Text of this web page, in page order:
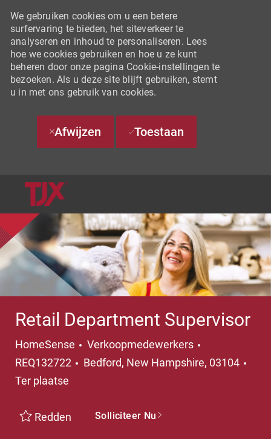
We gebruiken cookies om u een betere
surfervaring te bieden, het siteverkeer te
analyseren en inhoud te personaliseren. Lees
hoe we cookies gebruiken en hoe u ze kunt
beheren door onze pagina Cookie-instellingen te
bezoeken. Als u deze site blijft gebruiken, stemt
u in met ons gebruik van cookies.
Afwijzen Toestaan
Retail Department Supervisor
HomeSense Categorie
Verkoopmedewerkers
REQ132722
Plaats
Bedford, New Hampshire, 03104
Ter plaatse
Redden Solliciteer Nu